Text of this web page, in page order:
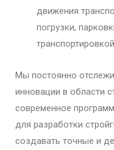
движения
погрузки,
Мы постоянно
инновации в области
современное
для разработки
создавать точные и